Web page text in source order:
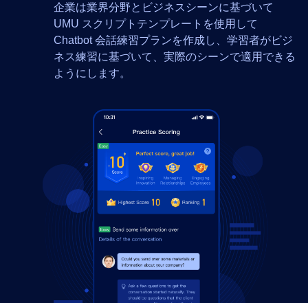
企業は業界分野とビジネスシーンに基づいて
UMU スクリプトテンプレートを使用して
Chatbot 会話練習プランを作成し、学習者がビジ
ネス練習に基づいて、実際のシーンで適用できる
ようにします。